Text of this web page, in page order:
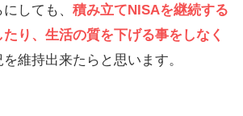
しても、 積み立てNISAを継続する
り、生活の質を下げる事をしなく
維持出来たらと思います。